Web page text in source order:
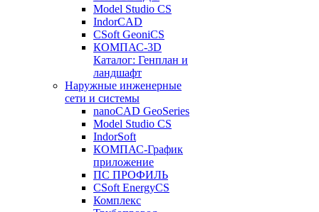
Model Studio CS
IndorCAD
CSoft GeoniCS
КОМПАС-3D
Каталог: Генплан и
ландшафт
Наружные инженерные
сети и системы
nanoCAD GeoSeries
Model Studio CS
IndorSoft
КОМПАС-График
приложение
ПС ПРОФИЛЬ
CSoft EnergyCS
Комплекс